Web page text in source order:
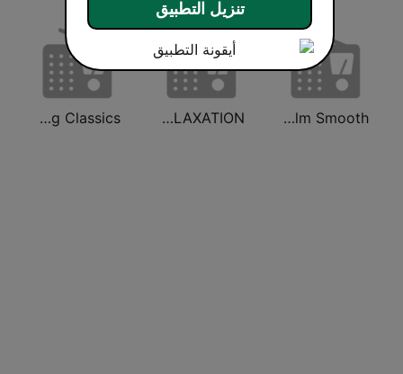
Calm Smooth
MUSIC FOR HEALING & RELAXATION
All Relaxing Classics
تنزيل التطبيق